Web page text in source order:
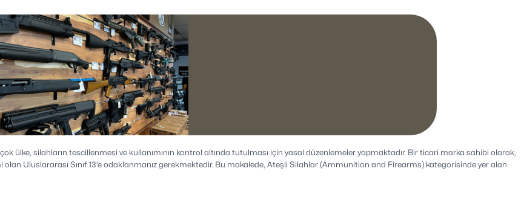
ülke, silahların tescillenmesi ve kullanımının kontrol altında tutulması için yasal düzenlemeler yapmaktadır. Bir ticari marka sahibi olarak,
Uluslararası Sınıf 13’e odaklanmanız gerekmektedir. Bu makalede, Ateşli Silahlar (Ammunition and Firearms) kategorisinde yer alan